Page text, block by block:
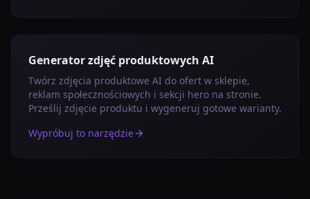
Generator zdjęć produktowych AI
Twórz zdjęcia produktowe AI do ofert w sklepie,
reklam społecznościowych i sekcji hero na stronie.
Prześlij zdjęcie produktu i wygeneruj gotowe warianty.
Wypróbuj to narzędzie